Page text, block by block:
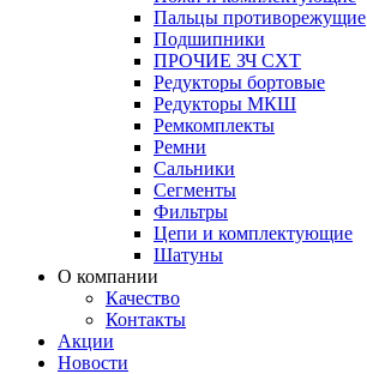
Пальцы противорежущие
Подшипники
ПРОЧИЕ ЗЧ СХТ
Редукторы бортовые
Редукторы МКШ
Ремкомплекты
Ремни
Сальники
Сегменты
Фильтры
Цепи и комплектующие
Шатуны
О компании
Качество
Контакты
Акции
Новости